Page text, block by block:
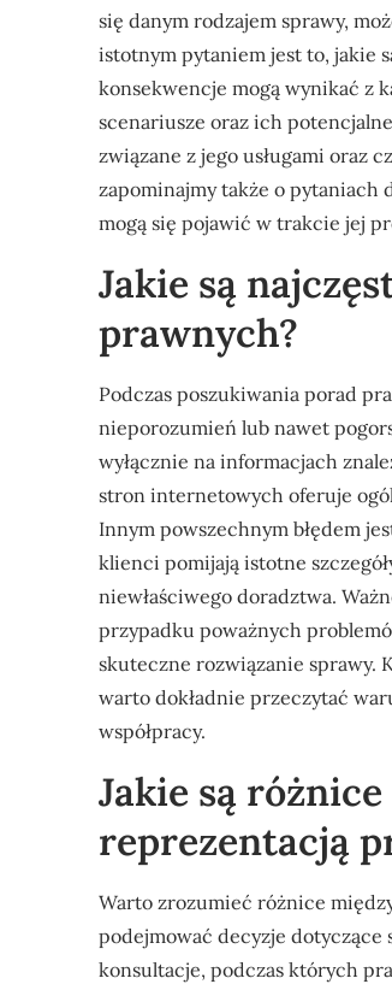
się danym rodzajem sprawy,
istotnym pytaniem jest to, jakie
konsekwencje mogą wynikać z
scenariusze oraz ich
związane z jego usługami oraz
zapominajmy także o pytaniach
mogą się pojawić w trakcie jej
Jakie są
prawnych?
Podczas poszukiwania porad
nieporozumień lub nawet
wyłącznie na informacjach
stron internetowych oferuje
Innym powszechnym błędem
klienci pomijają istotne
niewłaściwego doradztwa.
przypadku poważnych
skuteczne rozwiązanie sprawy.
warto dokładnie przeczytać
współpracy.
Jakie są
reprezentacją
Warto zrozumieć różnice
podejmować decyzje
konsultacje, podczas których